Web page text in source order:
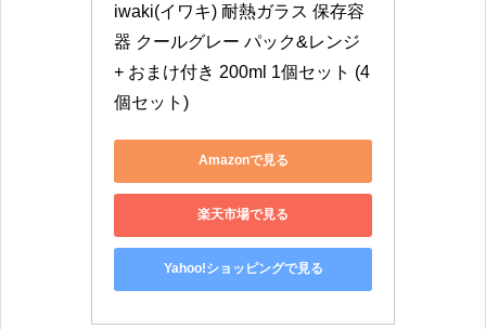
iwaki(イワキ) 耐熱ガラス 保存容
器 クールグレー パック&レンジ
+ おまけ付き 200ml 1個セット (4
個セット)
Amazonで見る
楽天市場で見る
Yahoo!ショッピングで見る